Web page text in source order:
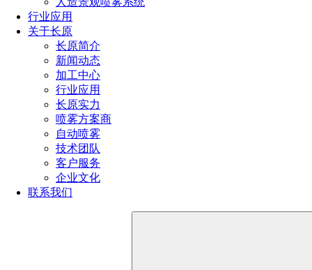
行业应用
关于长原
长原简介
新闻动态
加工中心
行业应用
长原实力
喷雾方案商
自动喷雾
技术团队
客户服务
企业文化
联系我们
低压精细雾化喷嘴应用领域
印刷厂加湿：低压精细雾化喷嘴对印刷厂进行喷雾加湿能
有效消除静电、防止纸张伸缩变形、避免纸张起皱、降低印刷
车间的粉尘、防止纸张套色等等，能有效的提高印刷质量，改
善印车间的空气环境，为企业带来经济效益。
低压精细雾化喷嘴是一款典型的景观造雾加湿雾化喷嘴,